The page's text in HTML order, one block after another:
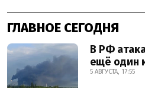
ГЛАВНОЕ СЕГОДНЯ
В РФ
ещё один
5 АВГУСТА, 17:55